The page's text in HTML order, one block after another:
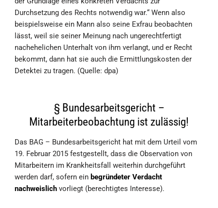
Durchsetzung des Rechts notwendig war.“ Wenn also
beispielsweise ein Mann also seine Exfrau beobachten
lässt, weil sie seiner Meinung nach ungerechtfertigt
nachehelichen Unterhalt von ihm verlangt, und er Recht
bekommt, dann hat sie auch die Ermittlungskosten der
Detektei zu tragen. (Quelle: dpa)
§ Bundesarbeitsgericht –
Mitarbeiterbeobachtung ist zulässig!
Das BAG – Bundesarbeitsgericht hat mit dem Urteil vom
19. Februar 2015 festgestellt, dass die Observation von
Mitarbeitern im Krankheitsfall weiterhin durchgeführt
werden darf, sofern ein begründeter Verdacht
nachweislich vorliegt (berechtigtes Interesse).